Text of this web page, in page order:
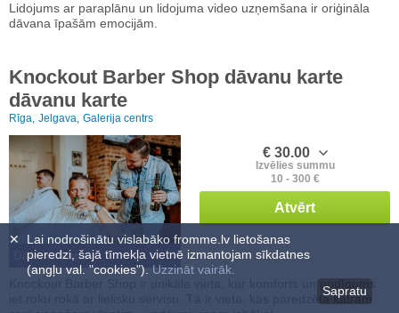
Lidojums ar paraplānu un lidojuma video uzņemšana ir oriģināla
dāvana īpašām emocijām.
Knockout Barber Shop dāvanu karte
dāvanu karte
Rīga, Jelgava, Galerija centrs
Dāvanu karte
€ 30.00
Izvēlies summu
10 - 300 €
Atvērt
Knockout Barber Shop ir unikāla vieta, kur komforts un godīgums
iet roku rokā ar lielisku servisu. Tā ir vieta, kas paredzēta katram
Lai nodrošinātu vislabāko fromme.lv lietošanas
pieredzi, šajā tīmekļa vietnē izmantojam sīkdatnes
(angļu val. "cookies"). Uzzināt vairāk.
Sapratu
✕